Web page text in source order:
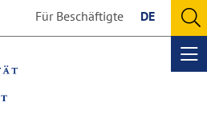
Für Beschäftigte DE